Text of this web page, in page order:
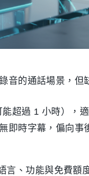
音的通話場景，但
超過 1 小時），
即時字幕，偏向事
言、功能與免費額